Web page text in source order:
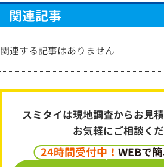
関連記事
関連する記事はありません
スミタイは現地調査からお見
お気軽にご相談くだ
24時間受付中！ WEBで